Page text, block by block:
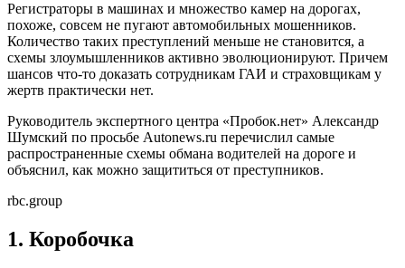
Регистраторы в машинах и множество камер на дорогах,
похоже, совсем не пугают автомобильных мошенников.
Количество таких преступлений меньше не становится, а
схемы злоумышленников активно эволюционируют. Причем
шансов что-то доказать сотрудникам ГАИ и страховщикам у
жертв практически нет.
Руководитель экспертного центра «Пробок.нет» Александр
Шумский по просьбе Autonews.ru перечислил самые
распространенные схемы обмана водителей на дороге и
объяснил, как можно защититься от преступников.
rbc.group
1. Коробочка